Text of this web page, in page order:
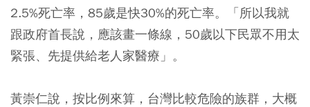
2.5%死亡率，85歲是快30%的死亡率。「所以我就
跟政府首長說，應該畫一條線，50歲以下民眾不用太
緊張、先提供給老人家醫療」。
黃崇仁說，按比例來算，台灣比較危險的族群，大概